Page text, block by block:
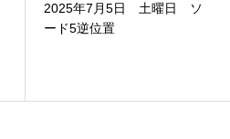
2025年7月5日 土曜日 ソ
ード5逆位置